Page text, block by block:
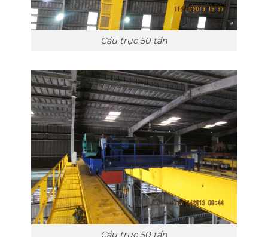
Cầu trục 50 tấn
Cầu trục 50 tấn